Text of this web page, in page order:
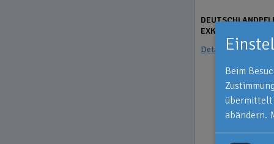
EXKLUSIV FLEX
Details anzeigen
Beim
übermittelt
abändern.